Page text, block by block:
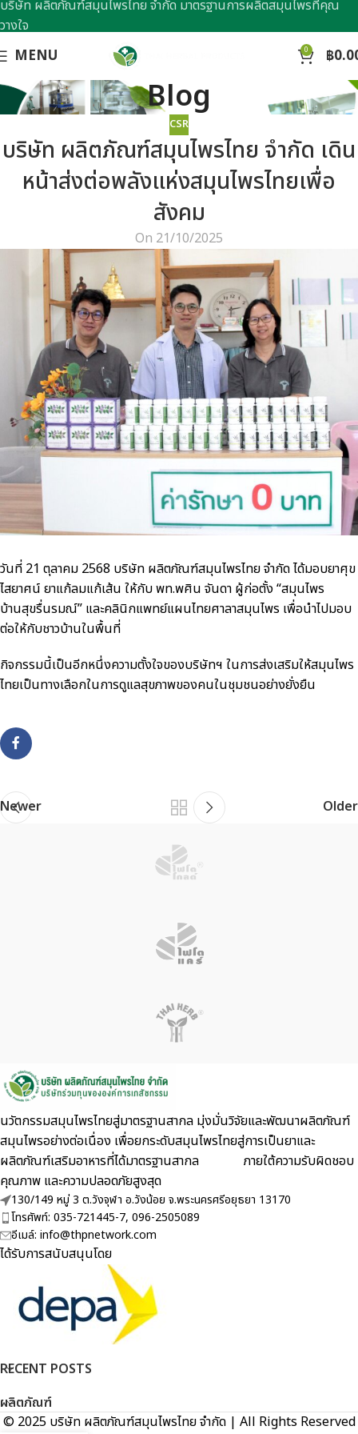
MENU 0 ฿
Blog
CSR
บริษัท ผลิตภัณฑ์สมุนไพรไทย จำกัด เดิน
หน้าส่งต่อพลังแห่งสมุนไพรไทยเพื่อ
สังคม
On 21/10/2025
วันที่ 21 ตุลาคม 2568 บริษัท ผลิตภัณฑ์สมุนไพรไทย จำกัด ได้มอบยาศุข
ไสยาศน์ ยาแก้ลมแก้เส้น ให้กับ พท.พศิน จันดา ผู้ก่อตั้ง “สมุนไพร
บ้านสุขรื่นรมณ์” และคลินิกแพทย์แผนไทยศาลาสมุนไพร เพื่อนำไปมอบ
ต่อให้กับชาวบ้านในพื้นที่
กิจกรรมนี้เป็นอีกหนึ่งความตั้งใจของบริษัทฯ ในการส่งเสริมให้สมุนไพร
ไทยเป็นทางเลือกในการดูแลสุขภาพของคนในชุมชนอย่างยั่งยืน
Newer Older
นวัตกรรมสมุนไพรไทยสู่มาตรฐานสากล มุ่งมั่นวิจัยและพัฒนาผลิตภัณฑ์
สมุนไพรอย่างต่อเนื่อง เพื่อยกระดับสมุนไพรไทยสู่การเป็นยาและ
ผลิตภัณฑ์เสริมอาหารที่ได้มาตรฐานสากล ภายใต้ความรับผิดชอบ
คุณภาพ และความปลอดภัยสูงสุด
130/149 หมู่ 3 ต.วังจุฬา อ.วังน้อย จ.พระนครศรีอยุธยา 13170
โทรศัพท์: 035-721445-7, 096-2505089
อีเมล์: info@thpnetwork.com
ได้รับการสนับสนุนโดย
RECENT POSTS
ผลิตภัณฑ์
© 2025 บริษัท ผลิตภัณฑ์สมุนไพรไทย จำกัด | All Rights Reserved
บริษัท ผลิตภัณฑ์สมุนไพรไทย จำกัด มาตรฐานการผลิตสมุนไพรที่คุณ
วางใจ